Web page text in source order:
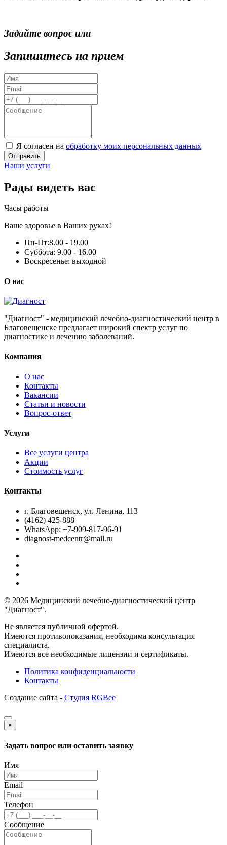
Задайте вопрос или
Запишитесь на прием
Я согласен на обработку моих персональных данных
Отправить
Наши услуги
Рады видеть вас
Часы работы
Ваше здоровье в Ваших руках!
Пн-Пт:8.00 - 19.00
Суббота: 9.00 - 16.00
Воскресенье: выходной
О нас
"Диагност" - медицинский лечебно-диагностический центр в
Благовещенске предлагает широкий спектр услуг по
диагностике и лечению заболеваний.
Компания
О нас
Контакты
Вакансии
Статьи и новости
Вопрос-ответ
Услуги
Все услуги центра
Акции
Стоимость услуг
Контакты
г. Благовещенск, ул. Ленина, 113
(4162) 425-888
WhatsApp: +7-909-817-96-91
diagnost-medcentr@mail.ru
© 2026 Медицинский лечебно-диагностический центр
"Диагност".
Не является публичной офертой.
Имеются противопоказания, необходима консультация
специалиста.
Имеются все необходимые лицензии и сертификаты.
Политика конфиденциальности
Контакты
Создание сайта - Студия RGBee
×
Задать вопрос или оставить заявку
Имя
Email
Телефон
Сообщение